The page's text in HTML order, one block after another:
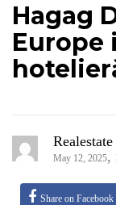
Hagag
Europe
May 12, 2025,
Share on Facebook